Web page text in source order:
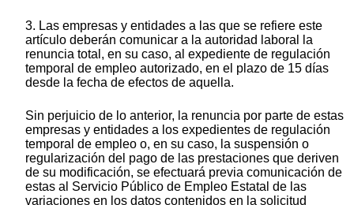
3. Las empresas y entidades a las que se refiere este
artículo deberán comunicar a la autoridad laboral la
renuncia total, en su caso, al expediente de regulación
temporal de empleo autorizado, en el plazo de 15 días
desde la fecha de efectos de aquella.
Sin perjuicio de lo anterior, la renuncia por parte de estas
empresas y entidades a los expedientes de regulación
temporal de empleo o, en su caso, la suspensión o
regularización del pago de las prestaciones que deriven
de su modificación, se efectuará previa comunicación de
estas al Servicio Público de Empleo Estatal de las
variaciones en los datos contenidos en la solicitud